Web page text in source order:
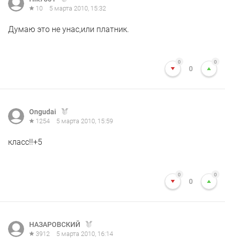
10 5 марта 2010, 15:32
Думаю это не унас,или платник.
0
0
0
Ongudai
1254 5 марта 2010, 15:59
класс!!+5
0
0
0
НАЗАРОВСКИЙ
3912 5 марта 2010, 16:14